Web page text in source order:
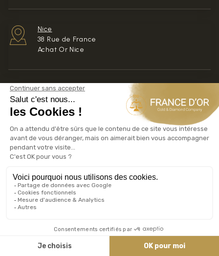
Nice
38 Rue de France
Achat Or Nice
Vence
44 avenue Marcellin Maurel
Achat Or Vence
Cannes-Achat Or Cannes
17 Boulevard de la Croisette, Galerie Gray d’Albion
Cagnes-sur-Mer
Achat Or Cagnes-sur-Mer